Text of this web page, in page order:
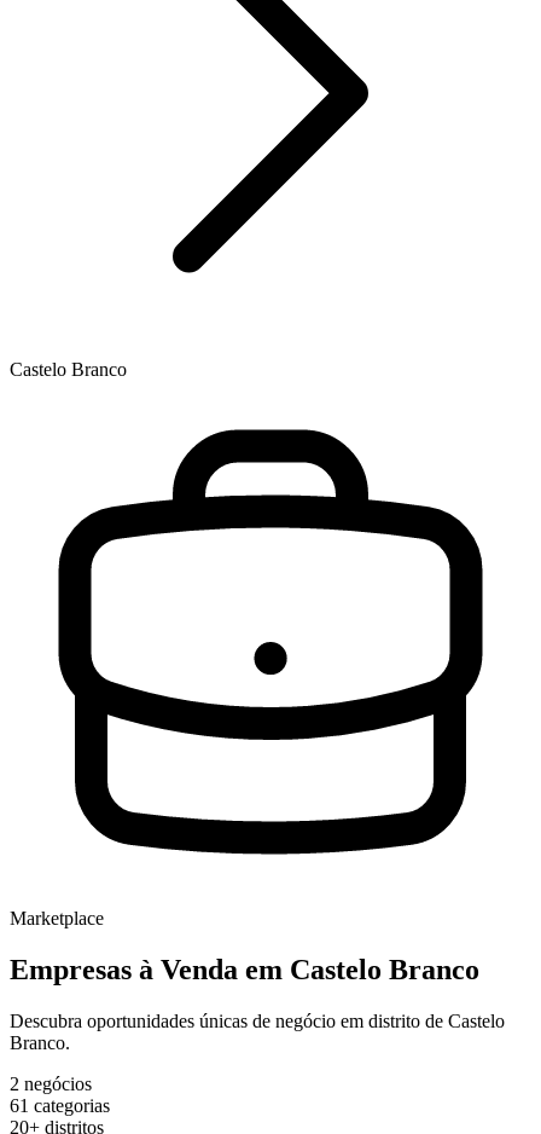
Castelo Branco
Marketplace
Empresas à Venda em Castelo Branco
Descubra oportunidades únicas de negócio em distrito de Castelo
Branco.
2 negócios
61 categorias
20+ distritos